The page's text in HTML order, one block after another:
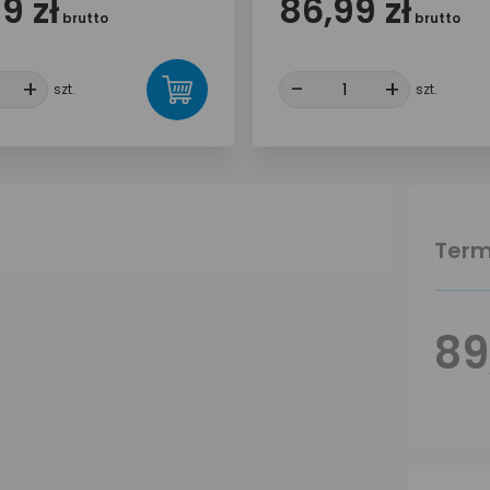
zł brutto
+ +
szt.
86,99 zł brutto
- + +
szt.